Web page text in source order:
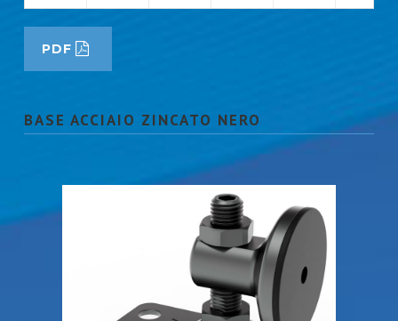
PDF
BASE ACCIAIO ZINCATO NERO